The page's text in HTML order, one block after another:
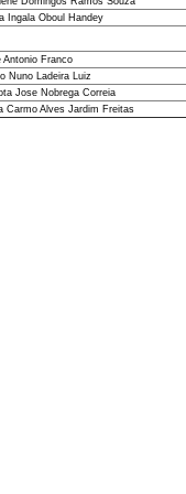
Ingala Oboul Handey
Antonio Franco
Nuno Ladeira Luiz
Jose Nobrega Correia
Carmo Alves Jardim Freitas